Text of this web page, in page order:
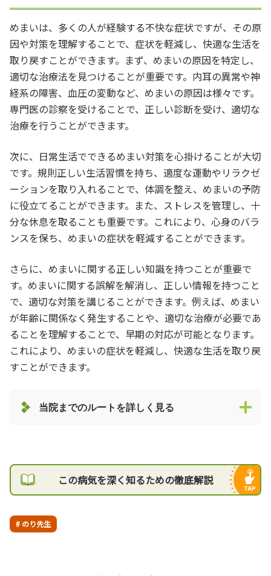
めまいは、多くの人が経験する不快な症状ですが、その原
因や対策を理解することで、症状を軽減し、快適な生活を
取り戻すことができます。まず、めまいの原因を特定し、
適切な治療法を見つけることが重要です。内耳の異常や神
経系の障害、血圧の変動など、めまいの原因は様々です。
専門医の診察を受けることで、正しい診断を受け、適切な
治療を行うことができます。
次に、日常生活でできるめまい対策を心掛けることが大切
です。規則正しい生活習慣を持ち、適度な運動やリラクゼ
ーションを取り入れることで、体調を整え、めまいの予防
に役立てることができます。また、ストレスを管理し、十
分な休息を取ることも重要です。これにより、心身のバラ
ンスを保ち、めまいの症状を軽減することができます。
さらに、めまいに関する正しい知識を持つことが重要で
す。めまいに関する誤解を解消し、正しい情報を持つこと
で、適切な対策を講じることができます。例えば、めまい
が年齢に関係なく発生することや、適切な治療が必要であ
ることを理解することで、早期の対応が可能となります。
これにより、めまいの症状を軽減し、快適な生活を取り戻
すことができます。
当院までのルートを詳しく見る
この病気を深く知るための徹底解説
# のり先生